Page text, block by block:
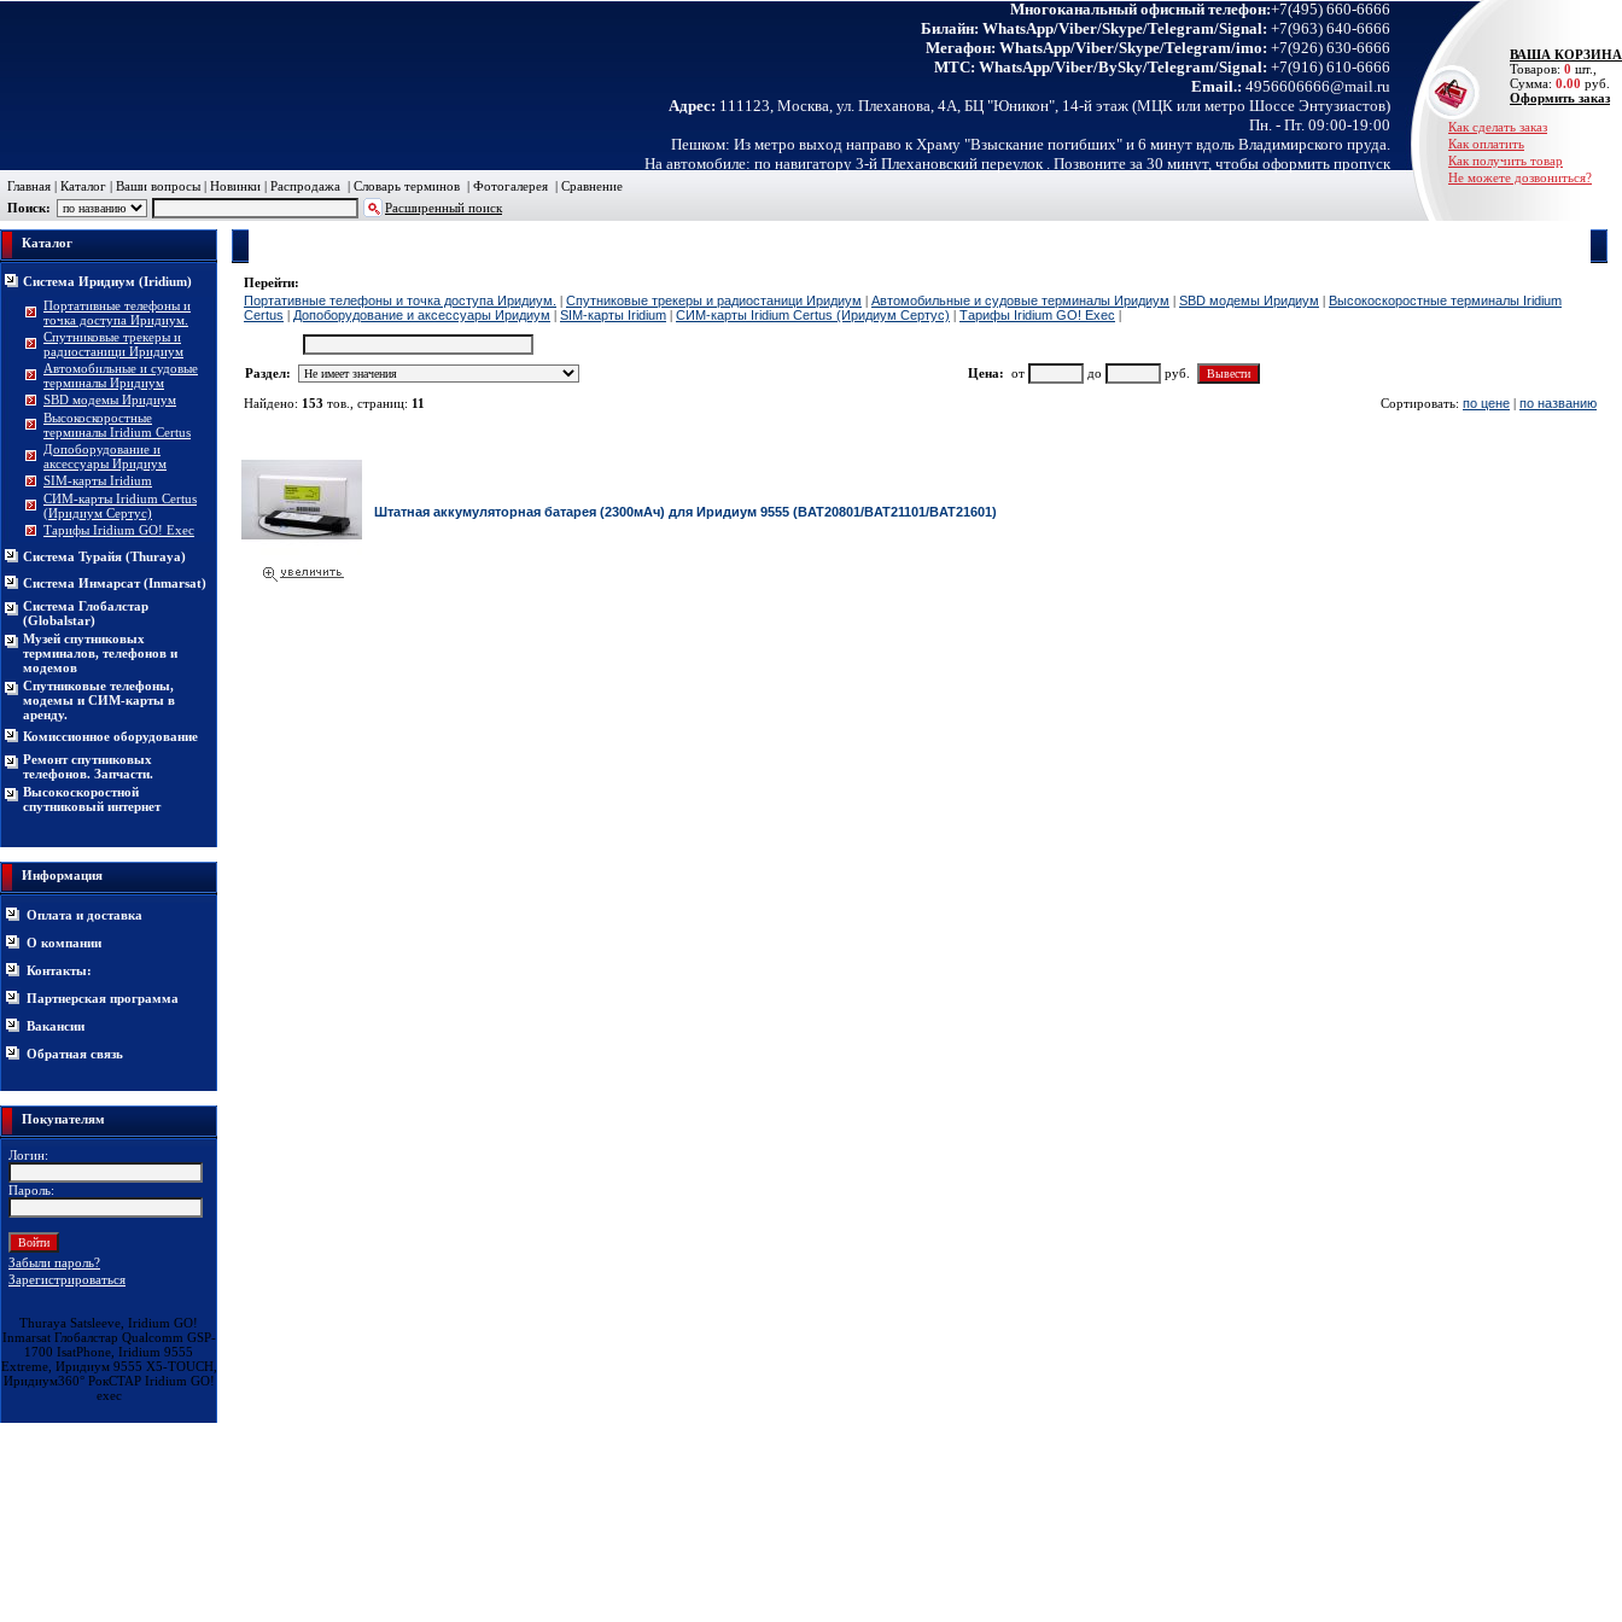
Многоканальный офисный телефон:+7(495) 660-6666
Билайн: WhatsApp/Viber/Skype/Telegram/Signal: +7(963) 640-6666
Мегафон: WhatsApp/Viber/Skype/Telegram/imo: +7(926) 630-6666
МТС: WhatsApp/Viber/BySky/Telegram/Signal: +7(916) 610-6666
Email.: 4956606666@mail.ru
Адрес: 111123, Москва, ул. Плеханова, 4А, БЦ "Юникон", 14-й этаж (МЦК или метро Шоссе Энтузиастов)
Пн. - Пт. 09:00-19:00
Пешком: Из метро выход направо к Храму "Взыскание погибших" и 6 минут вдоль Владимирского пруда.
На автомобиле: по навигатору 3-й Плехановский переулок . Позвоните за 30 минут, чтобы оформить пропуск
Главная | Каталог | Ваши вопросы | Новинки | Распродажа | Словарь терминов | Фотогалерея | Сравнение
Поиск:
Расширенный поиск
ВАША КОРЗИНА
Товаров: 0 шт.,
Сумма: 0.00 руб.
Оформить заказ
Как сделать заказ
Как оплатить
Как получить товар
Не можете дозвониться?
Каталог
Система Иридиум (Iridium)
Портативные телефоны и
точка доступа Иридиум.
Спутниковые трекеры и
радиостаници Иридиум
Автомобильные и судовые
терминалы Иридиум
SBD модемы Иридиум
Высокоскоростные
терминалы Iridium Certus
Допоборудование и
аксессуары Иридиум
SIM-карты Iridium
СИМ-карты Iridium Certus
(Иридиум Сертус)
Тарифы Iridium GO! Exec
Система Турайя (Thuraya)
Система Инмарсат (Inmarsat)
Система Глобалстар
(Globalstar)
Музей спутниковых
терминалов, телефонов и
модемов
Спутниковые телефоны,
модемы и СИМ-карты в
аренду.
Комиссионное оборудование
Ремонт спутниковых
телефонов. Запчасти.
Высокоскоростной
спутниковый интернет
Информация
Оплата и доставка
О компании
Контакты:
Партнерская программа
Вакансии
Обратная связь
Покупателям
Логин:
Пароль:
Забыли пароль?
Зарегистрироваться
Thuraya Satsleeve, Iridium GO!
Inmarsat Глобалстар Qualcomm GSP-
1700 IsatPhone, Iridium 9555
Extreme, Иридиум 9555 X5-TOUCH,
Иридиум360° РокСТАР Iridium GO!
exec
Перейти:
Портативные телефоны и точка доступа Иридиум. | Спутниковые трекеры и радиостаници Иридиум | Автомобильные и судовые терминалы Иридиум | SBD модемы Иридиум | Высокоскоростные терминалы Iridium
Certus | Допоборудование и аксессуары Иридиум | SIM-карты Iridium | СИМ-карты Iridium Certus (Иридиум Сертус) | Тарифы Iridium GO! Exec |
Раздел:
Цена: от до руб.
Найдено: 153 тов., страниц: 11 Сортировать: по цене | по названию
Штатная аккумуляторная батарея (2300мАч) для Иридиум 9555 (BAT20801/BAT21101/BAT21601)